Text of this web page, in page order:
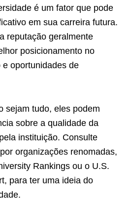
é um fator que pode
em sua carreira futura.
reputação geralmente
posicionamento no
oportunidades de
sejam tudo, eles podem
sobre a qualidade da
instituição. Consulte
organizações renomadas,
Rankings ou o U.S.
para ter uma ideia do